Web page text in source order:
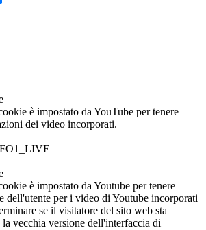
è impostato da YouTube per tenere
dei video incorporati.
è impostato da Youtube per tenere
dell'utente per i video di Youtube incorporati
se il visitatore del sito web sta
vecchia versione dell'interfaccia di